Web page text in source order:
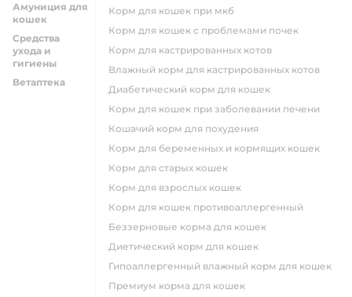
Амуниция для
кошек
Средства
ухода и
гигиены
Ветаптека
корм для кошек при мкб
корм для кошек с проблемами почек
Корм для кастрированных котов
влажный корм для кастрированных котов
диабетический корм для кошек
корм для кошек при заболевании печени
кошачий корм для похудения
корм для беременных и кормящих кошек
корм для старых кошек
корм для взрослых кошек
корм для кошек противоаллергенный
беззерновые корма для кошек
диетический корм для кошек
гипоаллергенный влажный корм для кошек
премиум корма для кошек